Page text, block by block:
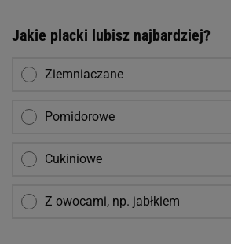
Jakie placki lubisz najbardziej?
Ziemniaczane
Pomidorowe
Cukiniowe
Z owocami, np. jabłkiem